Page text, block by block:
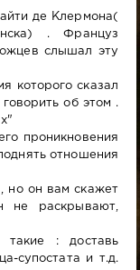
де Клермона(
. Француз
слышал эту
которого сказал
об этом .
проникновения
отношения
но он вам скажет
не раскрывают,
такие : доставь
супостата и т.д.